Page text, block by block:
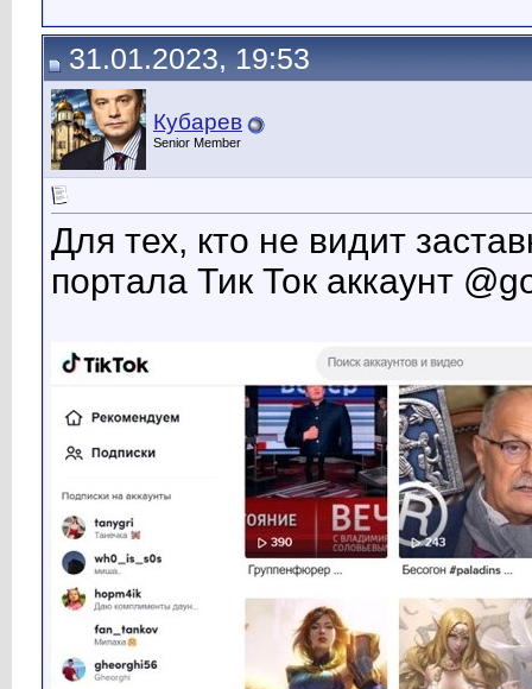
31.01.2023, 19:53
Кубарев
Senior Member
Для тех, кто не видит
портала Тик Ток аккаунт